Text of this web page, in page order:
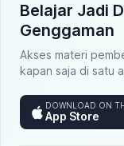
Belajar Jadi
Genggaman
Akses materi
kapan saja di satu
DOWNLOAD ON
App Store